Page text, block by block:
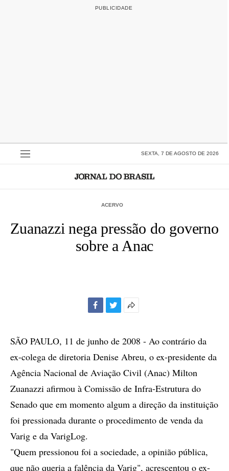
SEXTA, 7 DE AGOSTO DE 2026
ACERVO
Zuanazzi nega pressão do governo
sobre a Anac
compartilhamento
SÃO PAULO, 11 de junho de 2008 - Ao contrário da
ex-colega de diretoria Denise Abreu, o ex-presidente da
Agência Nacional de Aviação Civil (Anac) Milton
Zuanazzi afirmou à Comissão de Infra-Estrutura do
Senado que em momento algum a direção da instituição
foi pressionada durante o procedimento de venda da
Varig e da VarigLog.
"Quem pressionou foi a sociedade, a opinião pública,
que não queria a falência da Varig", acrescentou o ex-